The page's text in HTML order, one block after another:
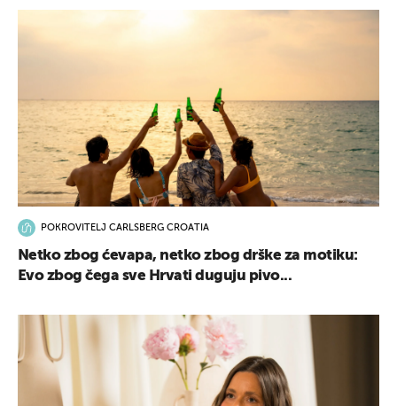
POKROVITELJ CARLSBERG CROATIA
Netko zbog ćevapa, netko zbog drške za motiku:
Evo zbog čega sve Hrvati duguju pivo...